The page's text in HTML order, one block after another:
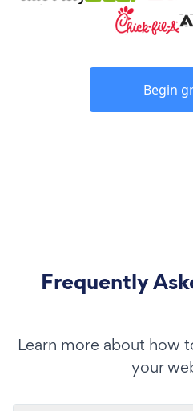
Begin
Frequently
Learn more about how
your